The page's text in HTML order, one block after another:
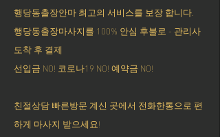
행당동출장안마 최고의 서비스를 보장 합니다.
행당동출장마사지를 100% 안심 후불로 - 관리사
도착 후 결제
선입금 NO! 코로나19 NO! 예약금 NO!
친절상담 빠른방문 계신 곳에서 전화한통으로 편
하게 마사지 받으세요!